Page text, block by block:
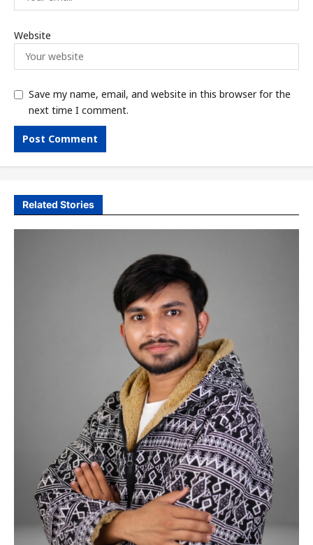
Website
Save my name, email, and website in this browser for the
next time I comment.
Related Stories